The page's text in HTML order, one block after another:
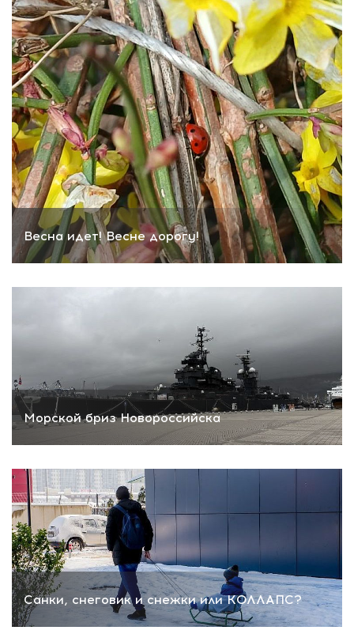
Весна идет! Весне дорогу!
Морской бриз Новороссийска
Санки, снеговик и снежки или КОЛЛАПС?